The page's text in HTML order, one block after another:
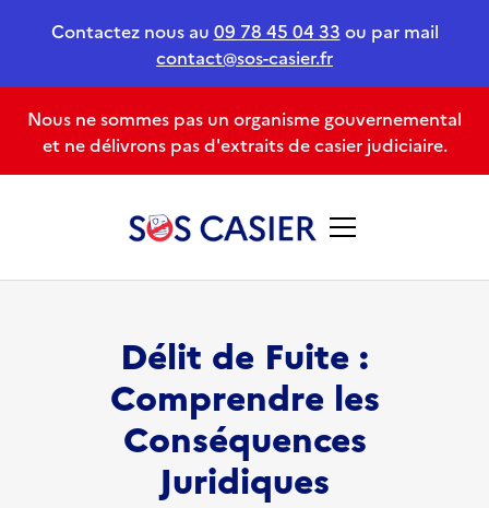
Contactez nous au 09 78 45 04 33 ou par mail
contact@sos-casier.fr
Nous ne sommes pas un organisme gouvernemental
et ne délivrons pas d'extraits de casier judiciaire.
Délit de Fuite :
Comprendre les
Conséquences
Juridiques